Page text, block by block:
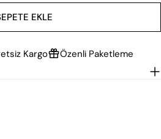
EKLE
Kargo Özenli Paketleme